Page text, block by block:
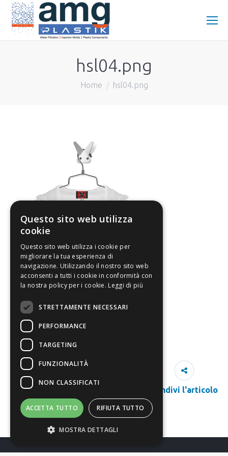
hsl04.png
Home hsl04.png
Condivi l'articolo
Richiedi Info
Questo sito web utilizza
cookie
Questo sito web utilizza i cookie per
migliorare la tua esperienza di
navigazione. Utilizzando il nostro sito web
acconsenti a tutti i cookie in conformità con
la nostra policy per i cookie. Leggi di più
STRETTAMENTE NECESSARI
PERFORMANCE
TARGETING
FUNZIONALITÀ
NON CLASSIFICATI
ACCETTA TUTTO RIFIUTA TUTTO
MOSTRA DETTAGLI